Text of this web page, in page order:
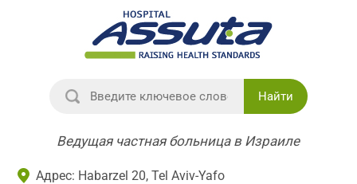
Найти
Ведущая частная больница в Израиле
Адрес: Habarzel 20, Tel Aviv-Yafo